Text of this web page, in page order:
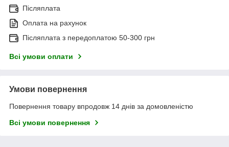
Післяплата
Оплата на рахунок
Післяплата з передоплатою 50-300 грн
Всі умови оплати
Умови повернення
Повернення товару впродовж 14 днів за домовленістю
Всі умови повернення